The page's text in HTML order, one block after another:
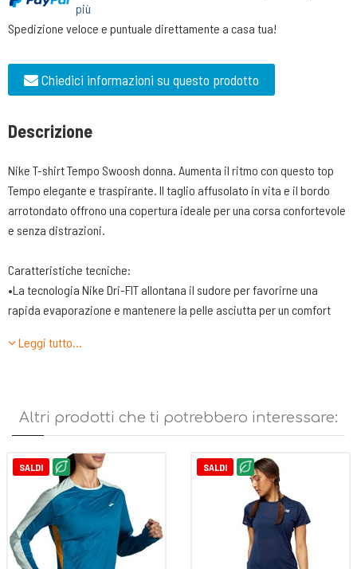
più
Spedizione veloce e puntuale direttamente a casa tua!
Chiedici informazioni su questo prodotto
Descrizione
Nike T-shirt Tempo Swoosh donna. Aumenta il ritmo con questo top
Tempo elegante e traspirante. Il taglio affusolato in vita e il bordo
arrotondato offrono una copertura ideale per una corsa confortevole
e senza distrazioni.
Caratteristiche tecniche:
•La tecnologia Nike Dri-FIT allontana il sudore per favorirne una
rapida evaporazione e mantenere la pelle asciutta per un comfort
•Gli inserti in mesh offrono una traspirabilità ideale a ogni passo.
(DPI)
•Logo Swoosh stampato lungo la cucitura laterale sinistra
•Lavabile in lavatrice
Leggi tutto…
Altri prodotti che ti potrebbero interessare:
SALDI SALDI